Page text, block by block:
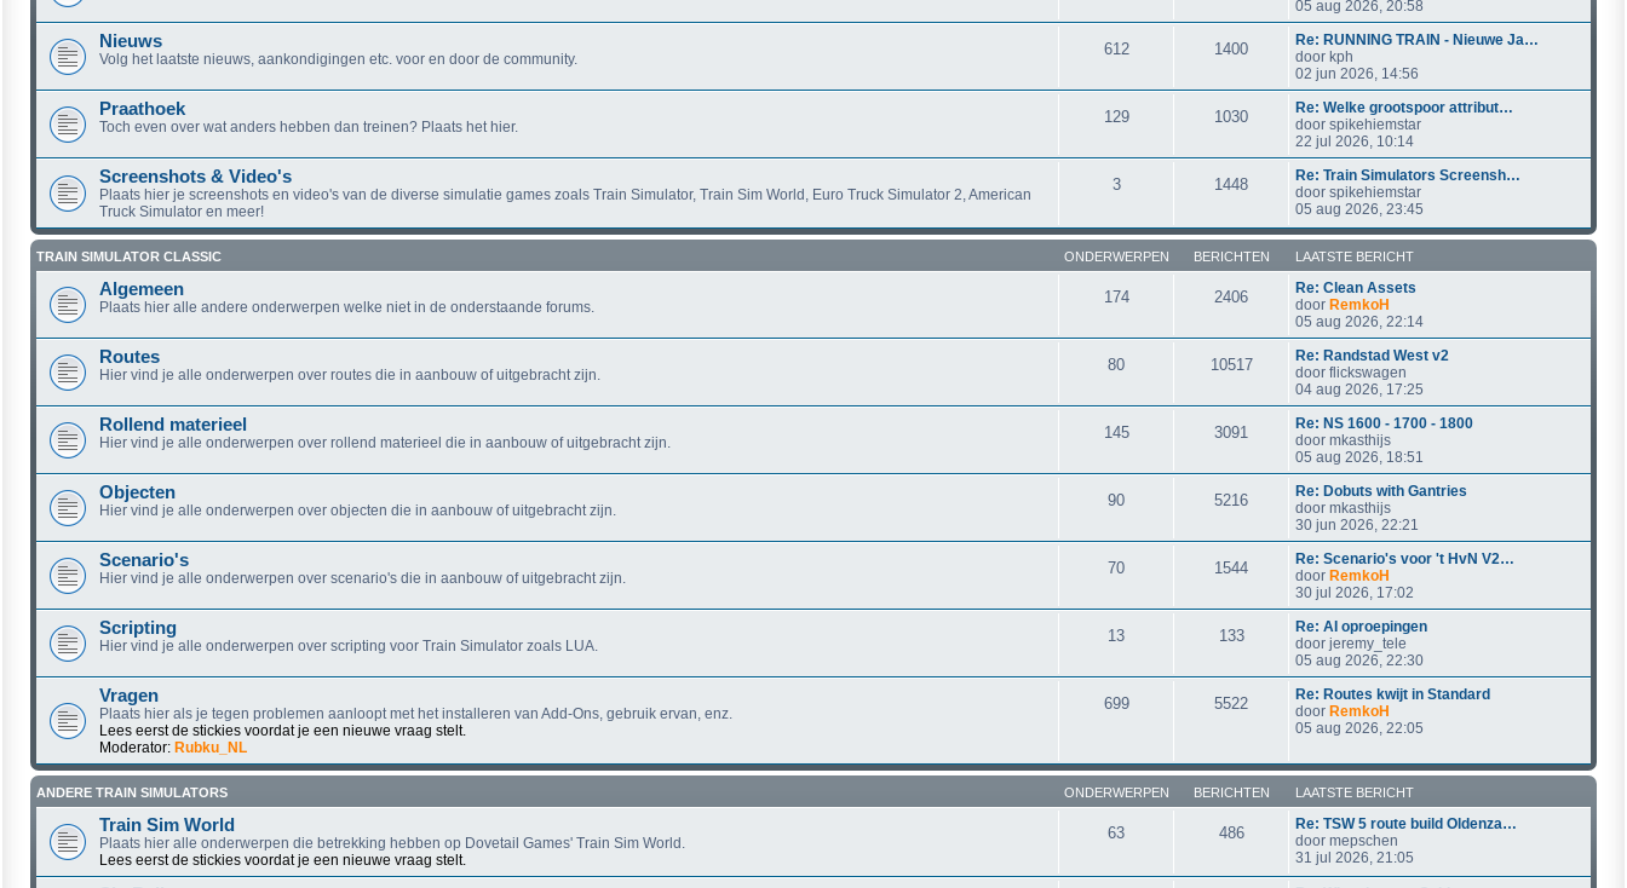
05 aug 2026, 20:58
Nieuws
Volg het laatste nieuws, aankondigingen etc. voor en door de community.
612 1400
Re: RUNNING TRAIN - Nieuwe Ja…
door kph
02 jun 2026, 14:56
Praathoek
Toch even over wat anders hebben dan treinen? Plaats het hier.
129 1030
Re: Welke grootspoor attribut…
door spikehiemstar
22 jul 2026, 10:14
Screenshots & Video's
Plaats hier je screenshots en video's van de diverse simulatie games zoals Train Simulator, Train Sim World, Euro Truck Simulator 2, American
Truck Simulator en meer!
3 1448
Re: Train Simulators Screensh…
door spikehiemstar
05 aug 2026, 23:45
TRAIN SIMULATOR CLASSIC ONDERWERPEN BERICHTEN LAATSTE BERICHT
Algemeen
Plaats hier alle andere onderwerpen welke niet in de onderstaande forums.
174 2406
Re: Clean Assets
door RemkoH
05 aug 2026, 22:14
Routes
Hier vind je alle onderwerpen over routes die in aanbouw of uitgebracht zijn.
80 10517
Re: Randstad West v2
door flickswagen
04 aug 2026, 17:25
Rollend materieel
Hier vind je alle onderwerpen over rollend materieel die in aanbouw of uitgebracht zijn.
145 3091
Re: NS 1600 - 1700 - 1800
door mkasthijs
05 aug 2026, 18:51
Objecten
Hier vind je alle onderwerpen over objecten die in aanbouw of uitgebracht zijn.
90 5216
Re: Dobuts with Gantries
door mkasthijs
30 jun 2026, 22:21
Scenario's
Hier vind je alle onderwerpen over scenario's die in aanbouw of uitgebracht zijn.
70 1544
Re: Scenario's voor 't HvN V2…
door RemkoH
30 jul 2026, 17:02
Scripting
Hier vind je alle onderwerpen over scripting voor Train Simulator zoals LUA.
13 133
Re: AI oproepingen
door jeremy_tele
05 aug 2026, 22:30
Vragen
Plaats hier als je tegen problemen aanloopt met het installeren van Add-Ons, gebruik ervan, enz.
Lees eerst de stickies voordat je een nieuwe vraag stelt.
Moderator: Rubku_NL
699 5522
Re: Routes kwijt in Standard
door RemkoH
05 aug 2026, 22:05
ANDERE TRAIN SIMULATORS ONDERWERPEN BERICHTEN LAATSTE BERICHT
Train Sim World
Plaats hier alle onderwerpen die betrekking hebben op Dovetail Games' Train Sim World.
Lees eerst de stickies voordat je een nieuwe vraag stelt.
63 486
Re: TSW 5 route build Oldenza…
door mepschen
31 jul 2026, 21:05